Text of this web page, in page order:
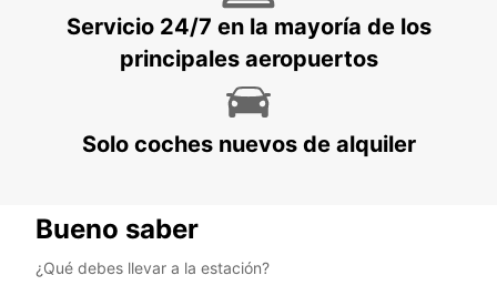
Servicio 24/7 en la mayoría de los
principales aeropuertos
Solo coches nuevos de alquiler
Bueno saber
¿Qué debes llevar a la estación?